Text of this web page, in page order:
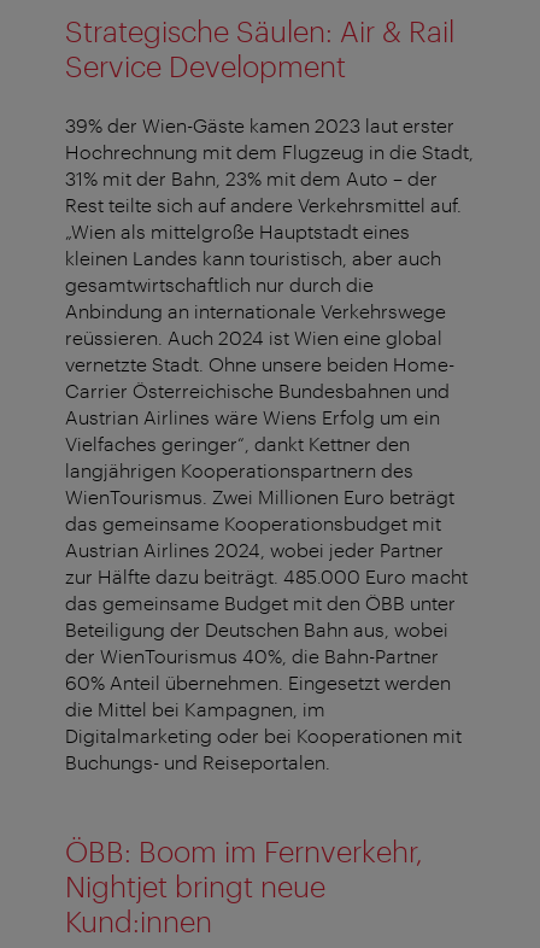
Strategische Säulen: Air & Rail
Service Development
39% der Wien-Gäste kamen 2023 laut erster
Hochrechnung mit dem Flugzeug in die Stadt,
31% mit der Bahn, 23% mit dem Auto – der
Rest teilte sich auf andere Verkehrsmittel auf.
„Wien als mittelgroße Hauptstadt eines
kleinen Landes kann touristisch, aber auch
gesamtwirtschaftlich nur durch die
Anbindung an internationale Verkehrswege
reüssieren. Auch 2024 ist Wien eine global
vernetzte Stadt. Ohne unsere beiden Home-
Carrier Österreichische Bundesbahnen und
Austrian Airlines wäre Wiens Erfolg um ein
Vielfaches geringer“, dankt Kettner den
langjährigen Kooperationspartnern des
WienTourismus. Zwei Millionen Euro beträgt
das gemeinsame Kooperationsbudget mit
Austrian Airlines 2024, wobei jeder Partner
zur Hälfte dazu beiträgt. 485.000 Euro macht
das gemeinsame Budget mit den ÖBB unter
Beteiligung der Deutschen Bahn aus, wobei
der WienTourismus 40%, die Bahn-Partner
60% Anteil übernehmen. Eingesetzt werden
die Mittel bei Kampagnen, im
Digitalmarketing oder bei Kooperationen mit
Buchungs- und Reiseportalen.
ÖBB: Boom im Fernverkehr,
Nightjet bringt neue
Kund:innen